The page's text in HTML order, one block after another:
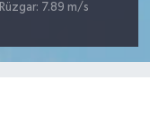
Rüzgar: 7.89 m/s